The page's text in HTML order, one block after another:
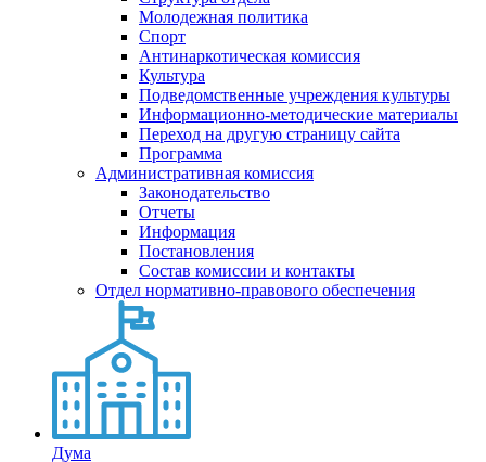
Молодежная политика
Спорт
Антинаркотическая комиссия
Культура
Подведомственные учреждения культуры
Информационно-методические материалы
Переход на другую страницу сайта
Программа
Административная комиссия
Законодательство
Отчеты
Информация
Постановления
Состав комиссии и контакты
Отдел нормативно-правового обеспечения
Дума